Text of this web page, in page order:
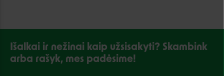
Išalkai ir nežinai kaip užsisakyti? Skambink
arba rašyk, mes padėsime!